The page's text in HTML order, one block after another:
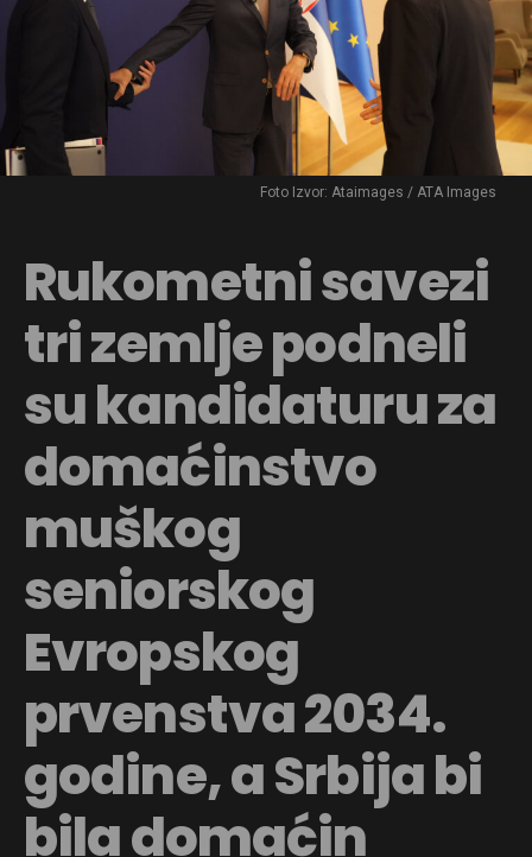
Foto Izvor: Ataimages / ATA Images
Rukometni savezi
tri zemlje podneli
su kandidaturu za
domaćinstvo
muškog
seniorskog
Evropskog
prvenstva 2034.
godine, a Srbija bi
bila domaćin